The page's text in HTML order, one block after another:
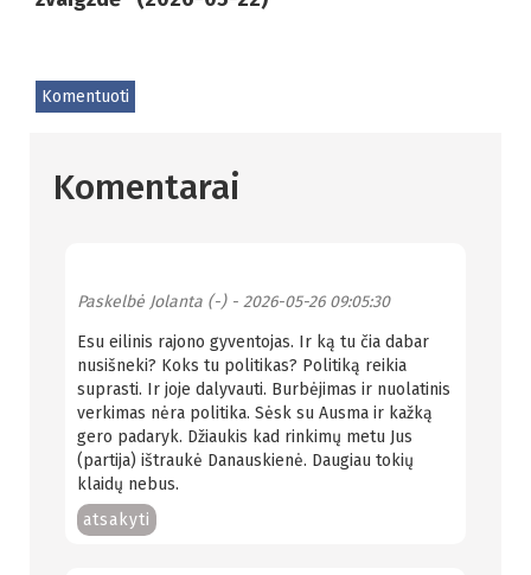
Komentuoti
Komentarai
Paskelbė Jolanta (-)- 2026-05-26 09:05:30
Esu eilinis rajono gyventojas. Ir ką tu čia dabar
nusišneki? Koks tu politikas? Politiką reikia
suprasti. Ir joje dalyvauti. Burbėjimas ir nuolatinis
verkimas nėra politika. Sėsk su Ausma ir kažką
gero padaryk. Džiaukis kad rinkimų metu Jus
(partija) ištraukė Danauskienė. Daugiau tokių
klaidų nebus.
atsakyti